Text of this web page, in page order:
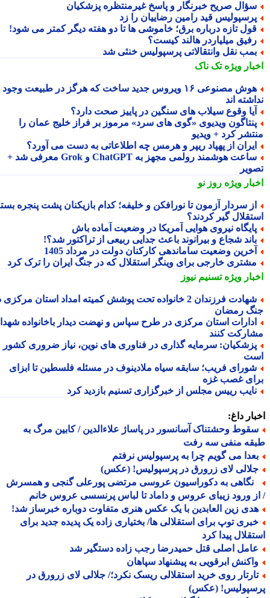
صریح خبرنگار و پاسخ غیرمنتظره پزشکیان
قید رامین رضاییان را زد
تازه درباره برق؛ خاموشی ها تا دو هفته دیگر کمتر می شود!
میلیاردر هالند کیست؟
نقل وانتقالاتی پرسپولیس خنثی شد
ویژهتک ناک
هوش مصنوعی ۱۶ ویروس جدید ساخت که هرگز در طبیعت وجود
اند
وقوع سیلاب های سنگین در پاییز صحت دارد؟
ویدیوی «گوی های سرد» مرموز بر فراز خلیج عمان را
کرد + ویدیو
از پهپاد ریپر و هرمس چه اطلاعاتی به دست می آورد؟
ساعت هوشمند رولمی مجهز به ChatGPT و Grok معرفی شد +
ویژهروز نو
سردار آزمون تا نورافکن و خلیفه؛ کدام بازیکنان پشت پنجره بسته
گیر کردند؟
نیروی هوایی آمریکا در وضعیت آماده باش
شجاع و بیرانوند باعث جدایی ربیعی از تراکتور شد؟!
وضعیت ساماندهی کارکنان دولت در مرداد 1405
خارجی برای وینگر استقلال که در جنگ ایران را ترک کرد
ویژهتسنیم نیوز
شهادت فرزندان 2 خانواده تحت پوشش کمیته امداد استان مرکزی در
رمضان
استان مرکزی در طرح سپاس و نهضت دیدار باخانواده شهدا
کنند
سرمایه گذاری در فناوری های نوین، نیاز ضروری کشور
فریب؛ سابقه سیاه ملادینوف در مسئله فلسطین تا ابزای
غصب غزه
رییس مجلس از خبرگزاری تسنیم بازدید کرد
داغ:
وحشتناک آسانسور در پاساژ علاءالدین / کابین مرگ به
منفی سه رفت
می گویم چرا به پرسپولیس نرفتم
لای زرورق در پرسپولیس! (عکس)
به دکوراسیون عروسی مرتضی پورعلی گنجی و همسرش
ورود زیبای عروس و داماد تا لباس پرنسسی عروس خانم
زین العابدین با یک عکس هنری متفاوت دوباره خبرساز شد!
توپ برای استقلالی ها/ بختیاری زاده یک پدیده جدید برای
پیدا کرد
اصلی قتل حمیدرضا رجب زاده دستگیر شد
ابرقویی به پیشنهاد سپاهان
روی خرید استقلالی ریسک نکرد؛/ جلالی لای زرورق در
(عکس)